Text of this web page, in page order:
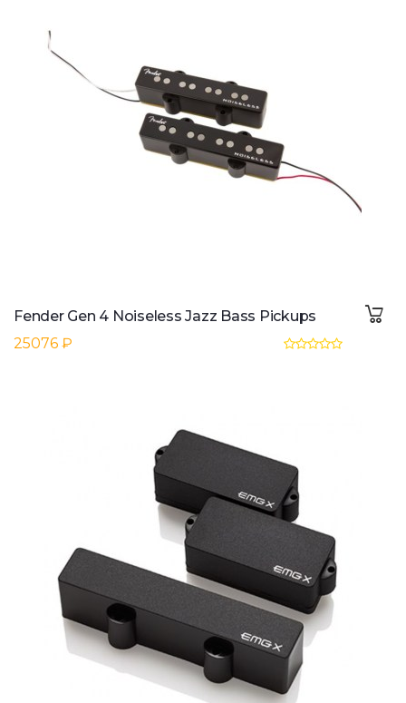
Fender Gen 4 Noiseless Jazz Bass Pickups
25076 ₽